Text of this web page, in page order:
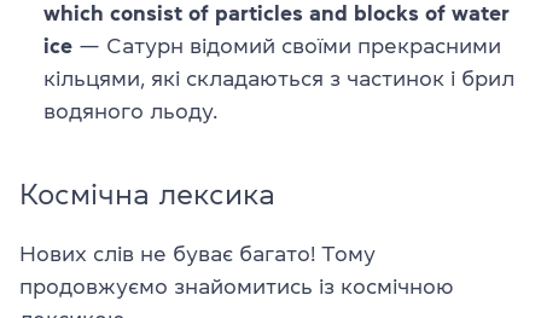
which consist of particles and blocks of water
ice — Сатурн відомий своїми прекрасними
кільцями, які складаються з частинок і брил
водяного льоду.
Космічна лексика
Нових слів не буває багато! Тому
продовжуємо знайомитись із космічною